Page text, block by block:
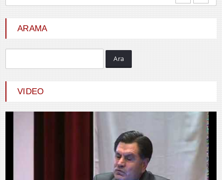
ARAMA
Ara
VIDEO